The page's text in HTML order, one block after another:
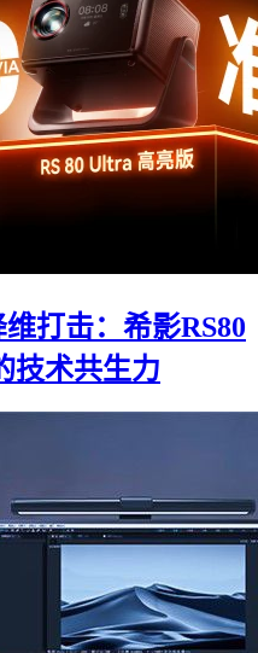
打击：希影RS80
技术共生力